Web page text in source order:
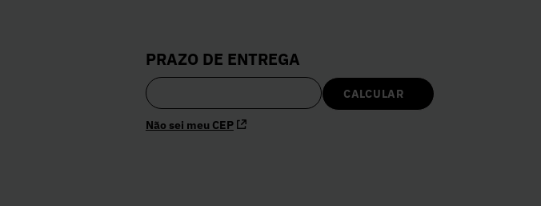
PRAZO DE ENTREGA
Não sei meu CEP